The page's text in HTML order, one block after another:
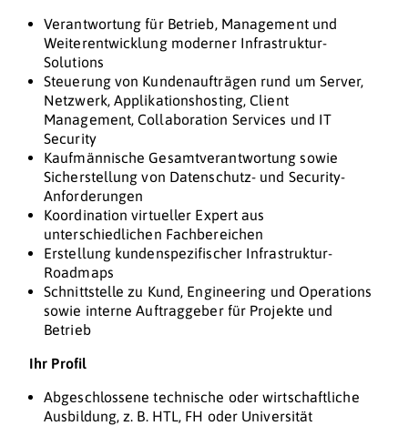
Verantwortung für Betrieb, Management und
Weiterentwicklung moderner Infrastruktur-
Solutions
Steuerung von Kundenaufträgen rund um Server,
Netzwerk, Applikationshosting, Client
Management, Collaboration Services und IT
Security
Kaufmännische Gesamtverantwortung sowie
Sicherstellung von Datenschutz- und Security-
Anforderungen
Koordination virtueller Expert aus
unterschiedlichen Fachbereichen
Erstellung kundenspezifischer Infrastruktur-
Roadmaps
Schnittstelle zu Kund, Engineering und Operations
sowie interne Auftraggeber für Projekte und
Betrieb
Ihr Profil
Abgeschlossene technische oder wirtschaftliche
Ausbildung, z. B. HTL, FH oder Universität